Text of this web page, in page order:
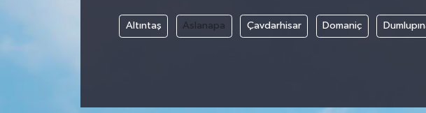
Altıntaş Aslanapa Çavdarhisar Domaniç